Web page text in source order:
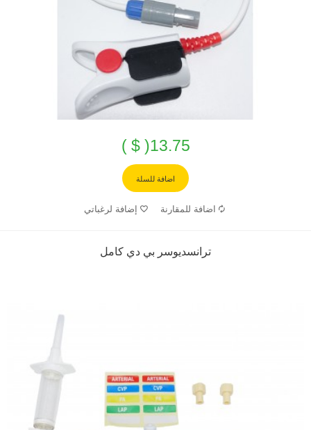
13.75( $ )
اضافة للسلة
اضافة للمقارنة إضافة لرغباتي
ترانسديوسر بي دي كامل